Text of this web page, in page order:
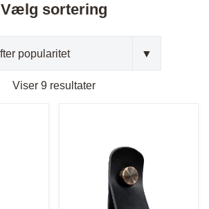
Vælg sortering
Viser 9 resultaterSorteret